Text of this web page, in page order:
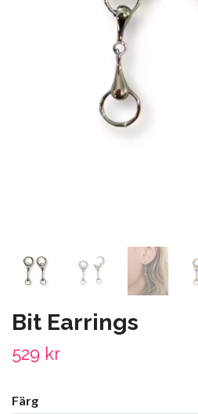
Bit Earrings
529 kr
Färg